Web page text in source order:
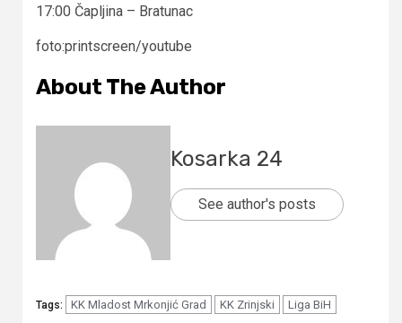
17:00 Čapljina – Bratunac
foto:printscreen/youtube
About The Author
Kosarka 24
See author's posts
Tags: KK Mladost Mrkonjić Grad KK Zrinjski Liga BiH